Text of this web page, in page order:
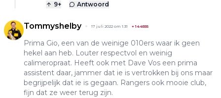
9+ Antwoord
Tommyshelby 17 juli 2022 om 1:31 +144555
Prima Gio, een van de weinige 010ers waar ik geen
hekel aan heb. Louter respectvol en weinig
calimeropraat. Heeft ook met Dave Vos een prima
assistent daar, jammer dat ie is vertrokken bij ons maar
begrijpelijk dat ie is gegaan. Rangers ook mooie club,
fijn dat ze weer terug zijn.